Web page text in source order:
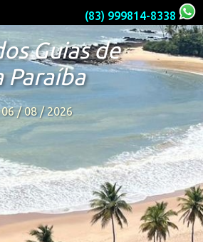
(83) 999814-8338
Guias de
Paraíba
06 / 08 / 2026